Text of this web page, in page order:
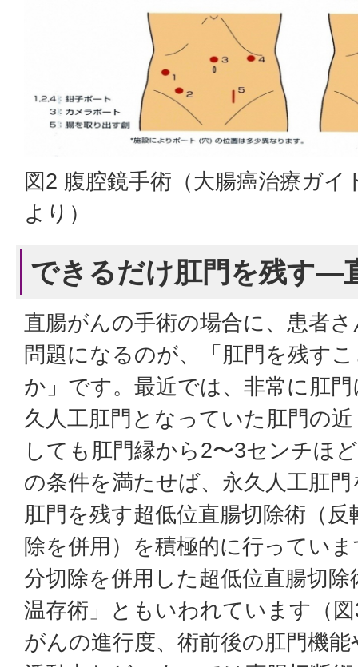
図2 腹腔鏡手術（大腸癌治療ガイ
より）
できるだけ肛門を残す―
直腸がんの手術の場合に、患者
問題になるのが、「肛門を残す
か」です。最近では、非常に肛
久人工肛門となっていた肛門の
しても肛門縁から2〜3センチほ
の条件を満たせば、永久人工肛
肛門を残す超低位直腸切除術（
除を併用）を積極的に行ってい
分切除を併用した超低位直腸切
温存術」ともいわれています（
がんの進行度、術前後の肛門機